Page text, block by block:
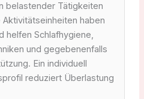
belastender Tätigkeiten
haben
helfen Schlafhygiene,
und gegebenenfalls
Ein individuell
reduziert Überlastung